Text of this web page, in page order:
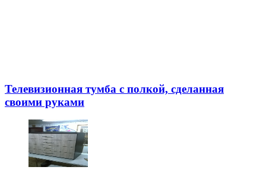
Телевизионная тумба с полкой, сделанная
своими руками